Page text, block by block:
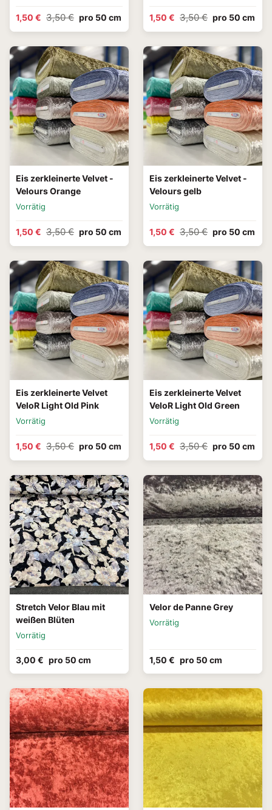
1,50 € 3,50 € pro 50 cm 1,50 € 3,50 € pro 50 cm
Eis zerkleinerte Velvet -
Velours Orange
Vorrätig
1,50 € 3,50 € pro 50 cm
Eis zerkleinerte Velvet -
Velours gelb
Vorrätig
1,50 € 3,50 € pro 50 cm
Eis zerkleinerte Velvet
VeloR Light Old Pink
Vorrätig
1,50 € 3,50 € pro 50 cm
Eis zerkleinerte Velvet
VeloR Light Old Green
Vorrätig
1,50 € 3,50 € pro 50 cm
Stretch Velor Blau mit
weißen Blüten
Vorrätig
3,00 € pro 50 cm
Velor de Panne Grey
Vorrätig
1,50 € pro 50 cm